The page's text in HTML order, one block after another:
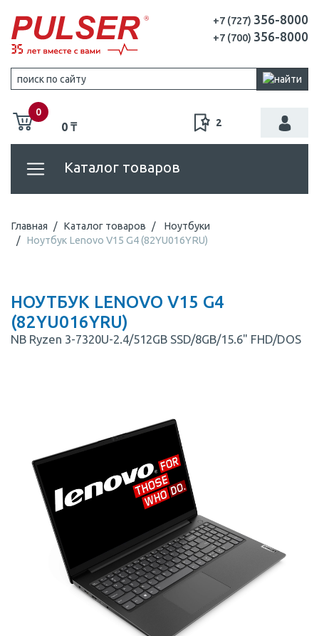
+7 (727) 356-8000
+7 (700) 356-8000
0
0 ₸ 2
Каталог товаров
Главная Каталог товаров
Ноутбуки
Ноутбук Lenovo V15 G4 (82YU016YRU)
НОУТБУК LENOVO V15 G4
(82YU016YRU)
NB Ryzen 3-7320U-2.4/512GB SSD/8GB/15.6" FHD/DOS